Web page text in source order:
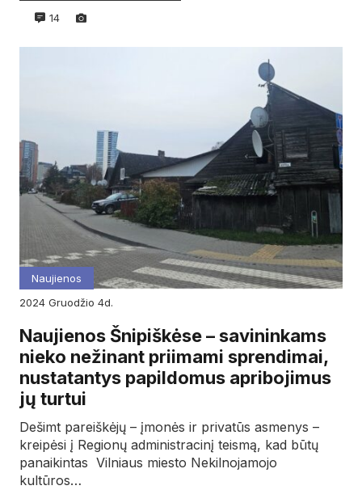
14
Naujienos
2024
gruodžio 4d.
Naujienos Šnipiškėse – savininkams
nieko nežinant priimami sprendimai,
nustatantys papildomus apribojimus
jų turtui
Dešimt pareiškėjų – įmonės ir privatūs asmenys –
kreipėsi į Regionų administracinį teismą, kad būtų
panaikintas Vilniaus miesto Nekilnojamojo
kultūros…